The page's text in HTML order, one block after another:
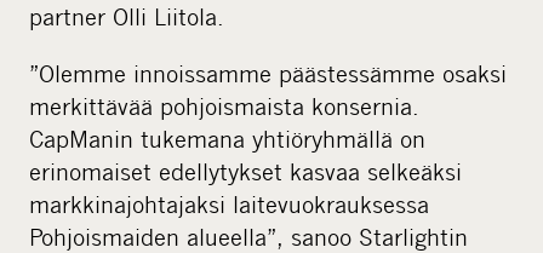
partner Olli Liitola.
”Olemme innoissamme päästessämme osaksi
merkittävää pohjoismaista konsernia.
CapManin tukemana yhtiöryhmällä on
erinomaiset edellytykset kasvaa selkeäksi
markkinajohtajaksi laitevuokrauksessa
Pohjoismaiden alueella”, sanoo Starlightin